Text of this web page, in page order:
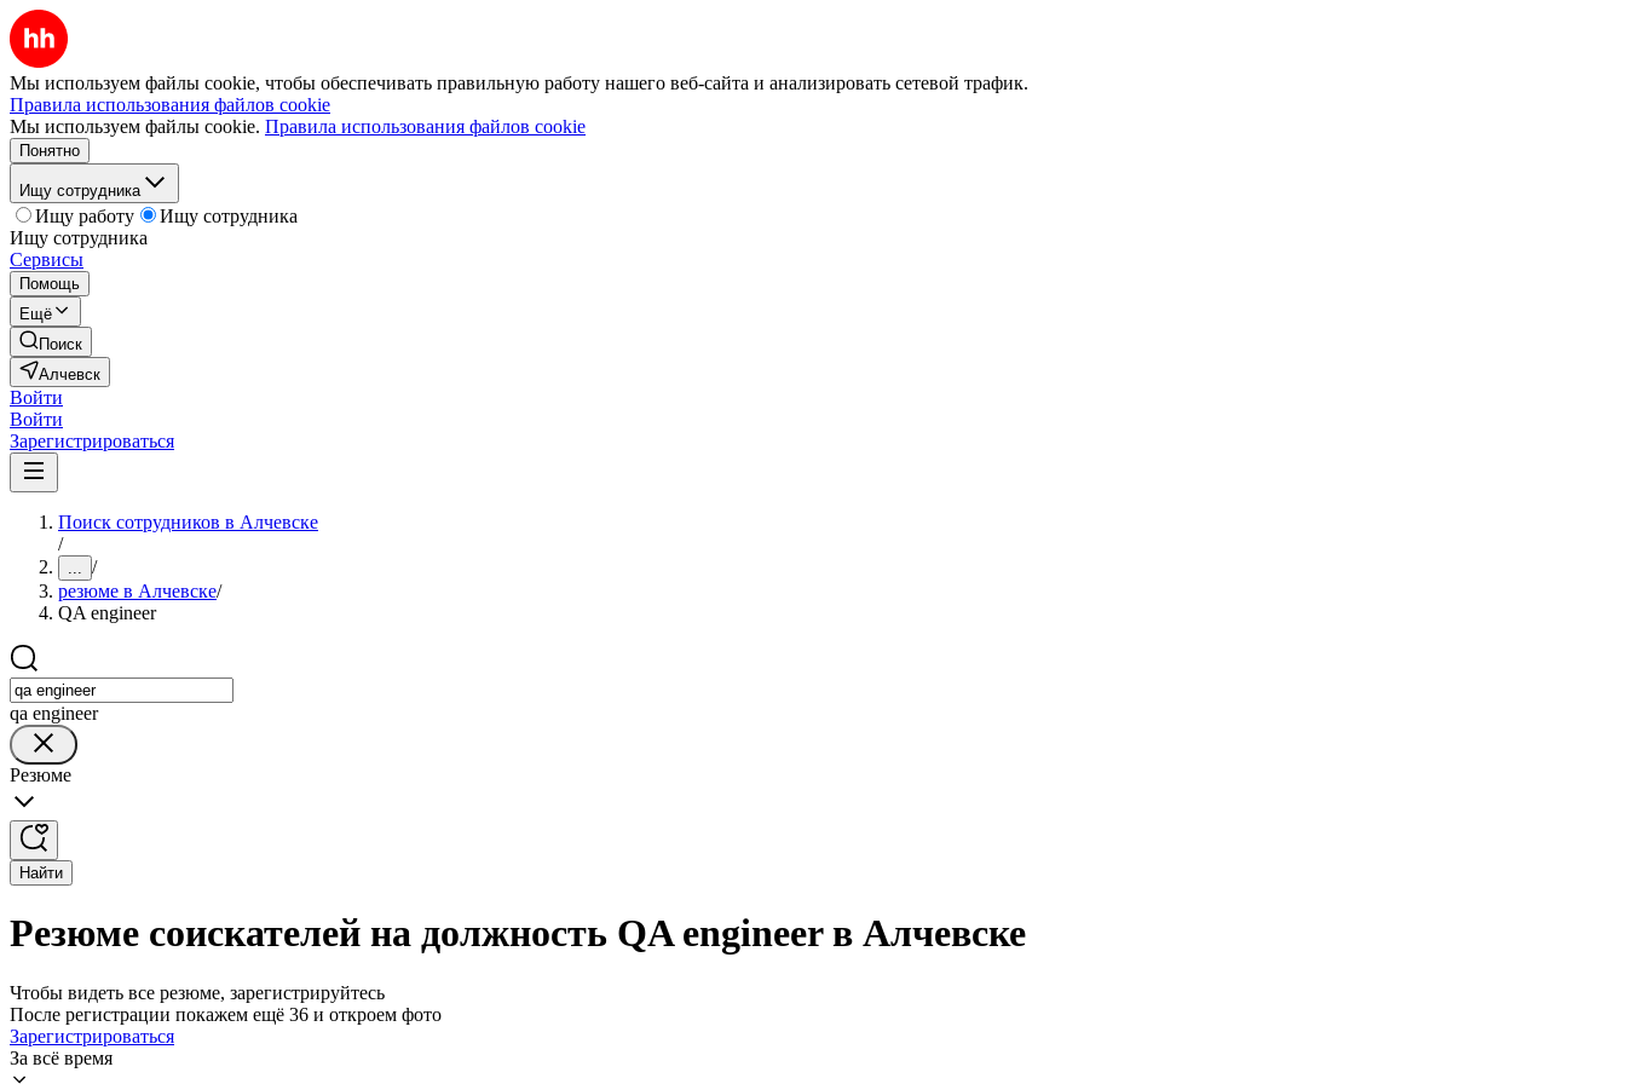
Мы используем файлы cookie, чтобы обеспечивать правильную работу нашего веб-сайта и анализировать сетевой трафик.
Правила использования файлов cookie
Мы используем файлы cookie. Правила использования файлов cookie
Понятно
Ищу сотрудника
Ищу работу
Ищу сотрудника
Ищу сотрудника
Сервисы
Помощь
Ещё
Поиск
Алчевск
Войти
Войти
Зарегистрироваться
Поиск сотрудников в Алчевске
/
... /
резюме в Алчевске/
QA engineer
qa engineer
Резюме
Найти
Резюме соискателей на должность QA engineer в Алчевске
Чтобы видеть все резюме, зарегистрируйтесь
После регистрации покажем ещё 36 и откроем фото
Зарегистрироваться
За всё время